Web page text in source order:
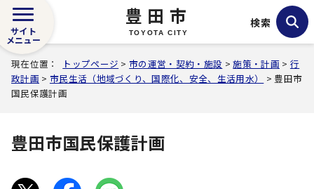
豊田市
TOYOTA CITY
サイト
メニュー
検索
現在位置： トップページ >市の運営・契約・施設 >施策・計画> 行
政計画> 市民生活（地域づくり、国際化、安全、生活用水）
> 豊田市
国民保護計画
豊田市国民保護計画